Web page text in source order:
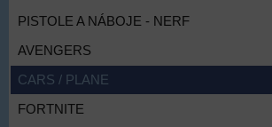
PISTOLE A NÁBOJE - NERF
AVENGERS
CARS / PLANE
FORTNITE